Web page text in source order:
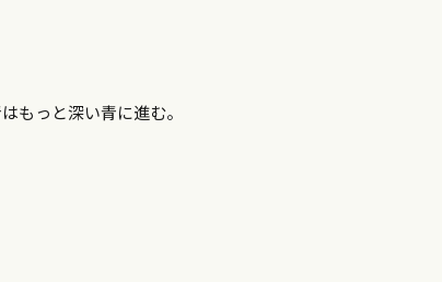
もっと深い青に進む。